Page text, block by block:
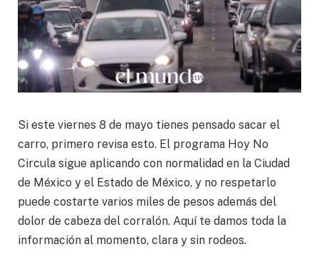
Si este viernes 8 de mayo tienes pensado sacar el
carro, primero revisa esto. El programa Hoy No
Circula sigue aplicando con normalidad en la Ciudad
de México y el Estado de México, y no respetarlo
puede costarte varios miles de pesos además del
dolor de cabeza del corralón. Aquí te damos toda la
información al momento, clara y sin rodeos.